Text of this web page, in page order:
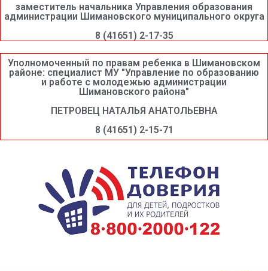
заместитель начальника Управления образования
администрации Шимановского муниципального округа
8 (41651) 2-17-35
Уполномоченный по правам ребенка в Шимановском
районе: специалист МУ "Управление по образованию
и работе с молодежью администрации
Шимановского района"
ПЕТРОВЕЦ НАТАЛЬЯ АНАТОЛЬЕВНА
8 (41651) 2-15-71